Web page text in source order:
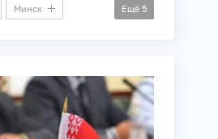
Минск
отношения
Союзное государство
Ещё 5